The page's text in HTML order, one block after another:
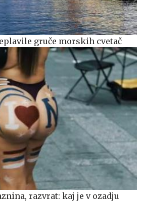
gruče morskih cvetač
razvrat: kaj je v ozadju